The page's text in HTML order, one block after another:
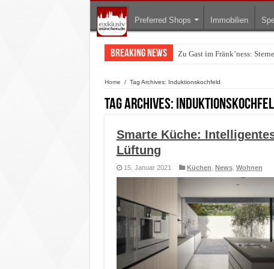
Preferred Shops Immobilien
Breaking News Zu Gast im Fränk’ness:
Warum München gerade
Home / Tag Archives: Induktionskochfeld
Tag Archives:
Smarte Küche:
Lüftung
15. Januar 2021 Küchen News, Wohnen